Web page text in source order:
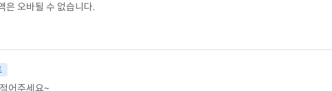
은 오바될 수 없습니다.
어주세요~